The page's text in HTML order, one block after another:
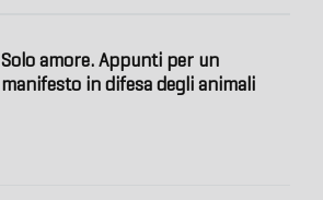
Solo amore. Appunti per un
manifesto in difesa degli animali